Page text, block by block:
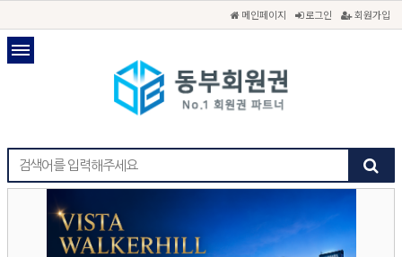
메인페이지 로그인 회원가입